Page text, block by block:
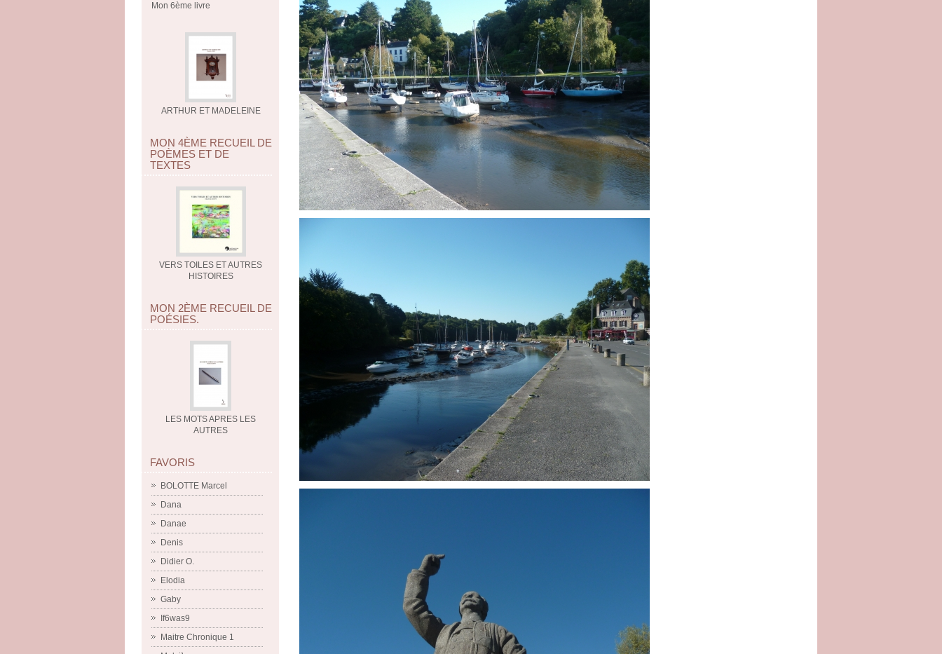
Mon 6ème livre
ARTHUR ET MADELEINE
MON 4ÈME RECUEIL DE
POÈMES ET DE
TEXTES
VERS TOILES ET AUTRES
HISTOIRES
MON 2ÈME RECUEIL DE
POÉSIES.
LES MOTS APRES LES
AUTRES
FAVORIS
BOLOTTE Marcel
Dana
Danae
Denis
Didier O.
Elodia
Gaby
If6was9
Maitre Chronique 1